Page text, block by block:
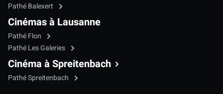
Pathé Balexert
Cinémas à Lausanne
Pathé Flon
Pathé Les Galeries
Cinéma à Spreitenbach
Pathé Spreitenbach